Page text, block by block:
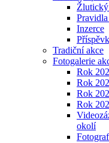
Inzerce
Tradiční akce
Fotogalerie
Rok
Rok
Rok
Rok
okolí